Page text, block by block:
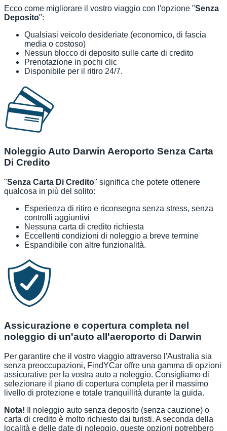
Ecco come migliorare il vostro viaggio con l'opzione "Senza
Deposito":
Qualsiasi veicolo desideriate (economico, di fascia
media o costoso)
Nessun blocco di deposito sulle carte di credito
Prenotazione in pochi clic
Disponibile per il ritiro 24/7.
Noleggio Auto Darwin Aeroporto Senza Carta
Di Credito
"Senza Carta Di Credito" significa che potete ottenere
qualcosa in più del solito:
Esperienza di ritiro e riconsegna senza stress, senza
controlli aggiuntivi
Nessuna carta di credito richiesta
Eccellenti condizioni di noleggio a breve termine
Espandibile con altre funzionalità.
Assicurazione e copertura completa nel
noleggio di un'auto all'aeroporto di Darwin
Per garantire che il vostro viaggio attraverso l'Australia sia
senza preoccupazioni, FindYCar offre una gamma di opzioni
assicurative per la vostra auto a noleggio. Consigliamo di
selezionare il piano di copertura completa per il massimo
livello di protezione e totale tranquillità durante la guida.
Nota! Il noleggio auto senza deposito (senza cauzione) o
carta di credito è molto richiesto dai turisti. A seconda della
località e delle date di noleggio, queste opzioni potrebbero